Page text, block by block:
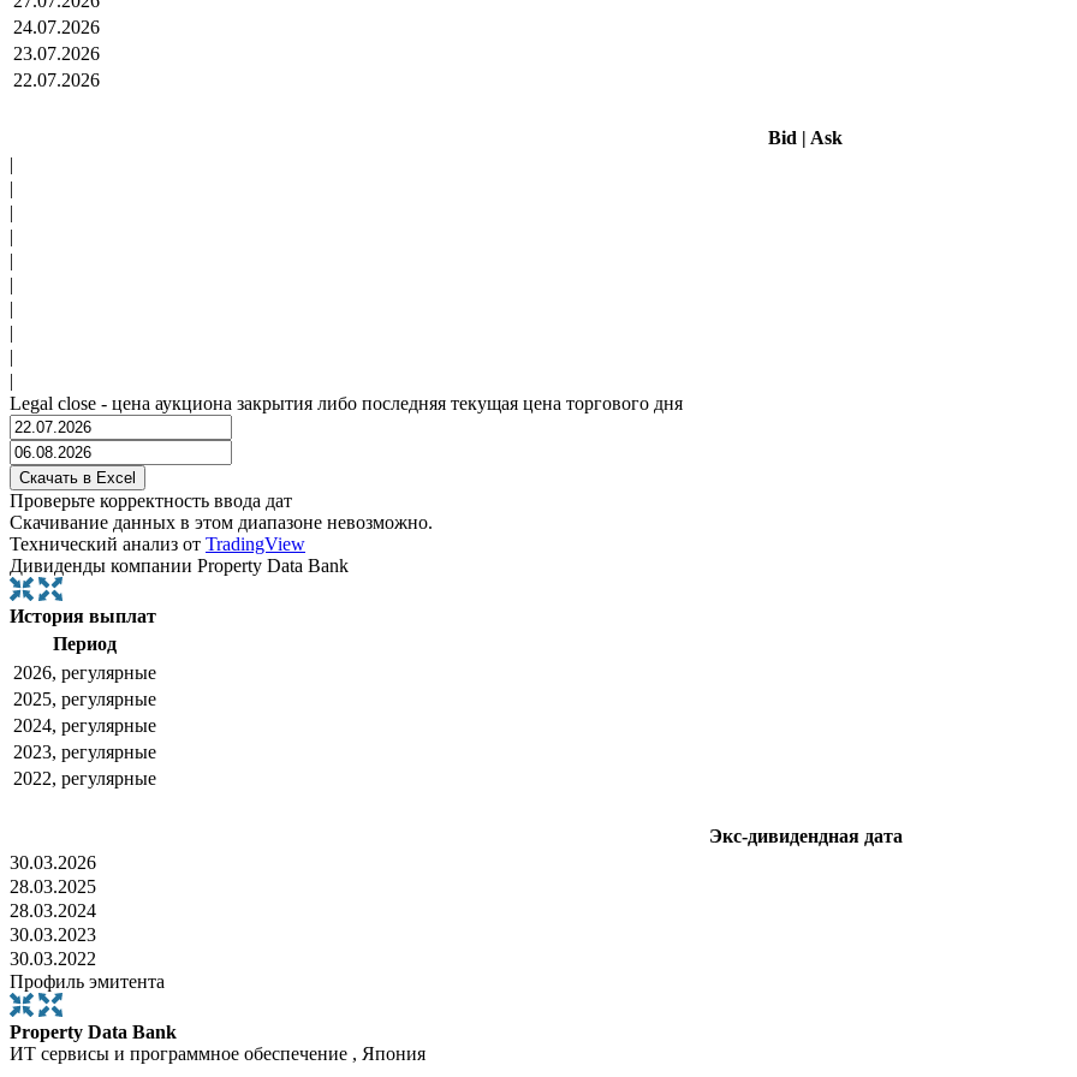
24.07.2026
23.07.2026
22.07.2026
Bid | Ask
|
|
|
|
|
|
|
|
|
|
Legal close - цена аукциона закрытия либо последняя текущая цена торгового дня
Проверьте корректность ввода дат
Скачивание данных в этом диапазоне невозможно.
Технический анализ от TradingView
Дивиденды компании Property Data Bank
История выплат
Период
2026, регулярные
2025, регулярные
2024, регулярные
2023, регулярные
2022, регулярные
Экс-дивидендная дата
30.03.2026
28.03.2025
28.03.2024
30.03.2023
30.03.2022
Профиль эмитента
Property Data Bank
ИТ сервисы и программное обеспечение , Япония